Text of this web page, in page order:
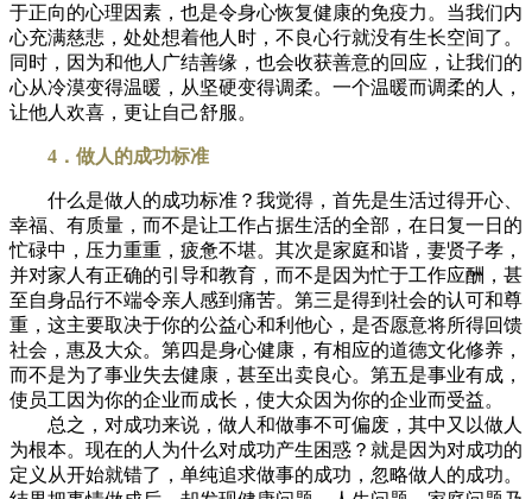
于正向的心理因素，也是令身心恢复健康的免疫力。当我们内
心充满慈悲，处处想着他人时，不良心行就没有生长空间了。
同时，因为和他人广结善缘，也会收获善意的回应，让我们的
心从冷漠变得温暖，从坚硬变得调柔。一个温暖而调柔的人，
让他人欢喜，更让自己舒服。
4．做人的成功标准
什么是做人的成功标准？我觉得，首先是生活过得开心、
幸福、有质量，而不是让工作占据生活的全部，在日复一日的
忙碌中，压力重重，疲惫不堪。其次是家庭和谐，妻贤子孝，
并对家人有正确的引导和教育，而不是因为忙于工作应酬，甚
至自身品行不端令亲人感到痛苦。第三是得到社会的认可和尊
重，这主要取决于你的公益心和利他心，是否愿意将所得回馈
社会，惠及大众。第四是身心健康，有相应的道德文化修养，
而不是为了事业失去健康，甚至出卖良心。第五是事业有成，
使员工因为你的企业而成长，使大众因为你的企业而受益。
总之，对成功来说，做人和做事不可偏废，其中又以做人
为根本。现在的人为什么对成功产生困惑？就是因为对成功的
定义从开始就错了，单纯追求做事的成功，忽略做人的成功。